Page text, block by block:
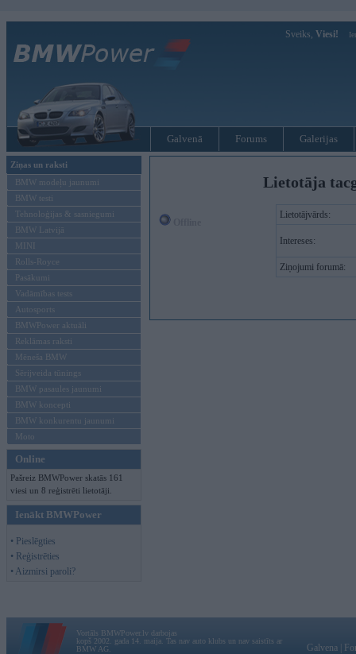
Sveiks, Viesi!
Galvenā Forums Galerijas
Ziņas un raksti
BMW modeļu jaunumi
BMW testi
Tehnoloģijas & sasniegumi
BMW Latvijā
MINI
Rolls-Royce
Pasākumi
Vadāmības tests
Autosports
BMWPower aktuāli
Reklāmas raksti
Mēneša BMW
Sērijveida tūnings
BMW pasaules jaunumi
BMW koncepti
BMW konkurentu jaunumi
Moto
Online
Pašreiz BMWPower skatās 161
viesi un 8 reģistrēti lietotāji.
Ienākt BMWPower
• Pieslēgties
• Reģistrēties
• Aizmirsi paroli?
Lietotāja
Lietotājvārds:
Intereses:
Ziņojumi forumā:
Vortāls BMWPower.lv darbojas
kopš 2002. gada 14. maija. Tas nav auto klubs un nav saistīts ar
BMW AG.
Galvena